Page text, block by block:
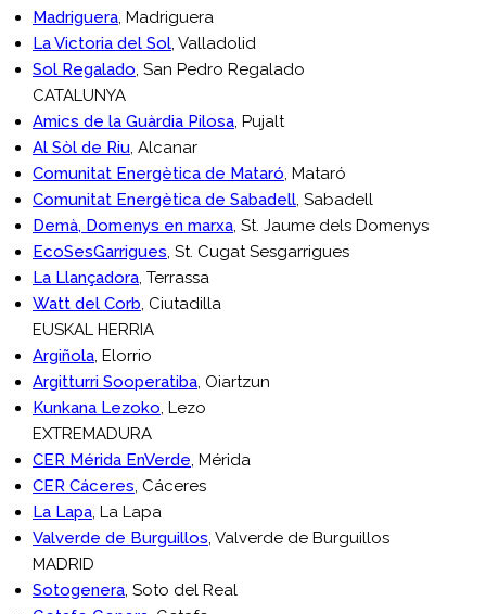
Madriguera, Madriguera
La Victoria del Sol, Valladolid
Sol Regalado, San Pedro Regalado
CATALUNYA
Amics de la Guàrdia Pilosa, Pujalt
Al Sòl de Riu, Alcanar
Comunitat Energètica de Mataró, Mataró
Comunitat Energètica de Sabadell, Sabadell
Demà, Domenys en marxa, St. Jaume dels Domenys
EcoSesGarrigues, St. Cugat Sesgarrigues
La Llançadora, Terrassa
Watt del Corb, Ciutadilla
EUSKAL HERRIA
Argiñola, Elorrio
Argitturri Sooperatiba, Oiartzun
Kunkana Lezoko, Lezo
EXTREMADURA
CER Mérida EnVerde, Mérida
CER Cáceres, Cáceres
La Lapa, La Lapa
Valverde de Burguillos, Valverde de Burguillos
MADRID
Sotogenera, Soto del Real